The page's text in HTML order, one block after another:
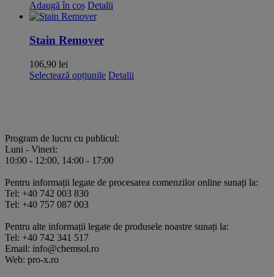
produsului.
Adaugă în coș Detalii
Stain Remover
106,90 lei
Selectează opțiunile Acest
Opțiunile
fi
în
Detalii
Program de lucru cu publicul:
Luni - Vineri:
10:00 - 12:00, 14:00 - 17:00
Pentru informații legate de procesarea comenzilor online sunați la:
Tel: +40 742 003 830
Tel: +40 757 087 003
Pentru alte informații legate de produsele noastre sunați la:
Tel: +40 742 341 517
Email: info@chemsol.ro
Web: pro-x.ro